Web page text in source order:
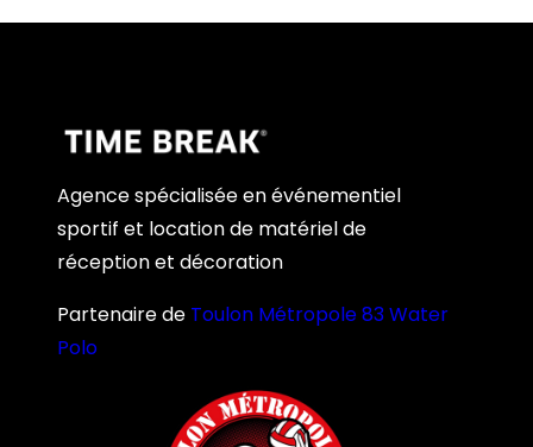
Agence spécialisée en événementiel
sportif et location de matériel de
réception et décoration
Partenaire de Toulon Métropole 83 Water
Polo